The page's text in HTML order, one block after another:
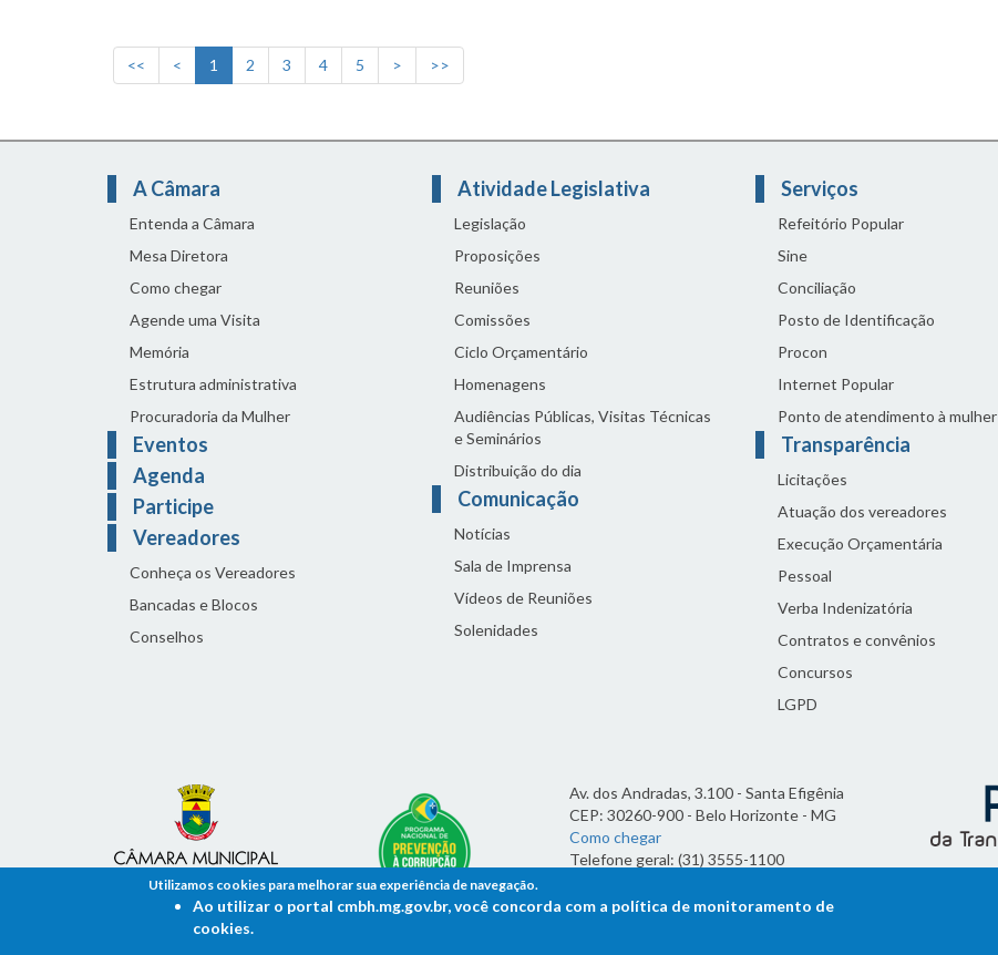
<< < 1 2 3 4 5 > >>
A Câmara
Entenda a Câmara
Mesa Diretora
Como chegar
Agende uma Visita
Memória
Estrutura administrativa
Procuradoria da Mulher
Eventos
Agenda
Participe
Vereadores
Conheça os Vereadores
Bancadas e Blocos
Conselhos
Atividade Legislativa
Legislação
Proposições
Reuniões
Comissões
Ciclo Orçamentário
Homenagens
Audiências Públicas, Visitas Técnicas
e Seminários
Distribuição do dia
Comunicação
Notícias
Sala de Imprensa
Vídeos de Reuniões
Solenidades
Serviços
Refeitório Popular
Sine
Conciliação
Posto de Identificação
Procon
Internet Popular
Ponto de atendimento à mulher
Transparência
Licitações
Atuação dos vereadores
Execução Orçamentária
Pessoal
Verba Indenizatória
Contratos e convênios
Concursos
LGPD
Av. dos Andradas, 3.100 - Santa Efigênia
CEP: 30260-900 - Belo Horizonte - MG
Como chegar
Telefone geral: (31) 3555-1100
7h às 19h
Utilizamos cookies para melhorar sua experiência de navegação.
Ao utilizar o portal cmbh.mg.gov.br, você concorda com a política de monitoramento de
cookies.